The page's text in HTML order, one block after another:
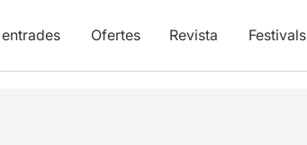
Ofertes Revista Festivals
Fotos i vídeos